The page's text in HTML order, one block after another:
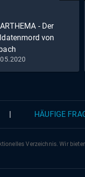
- Der
von
HÄUFIGE
Verzeichnis. Wir